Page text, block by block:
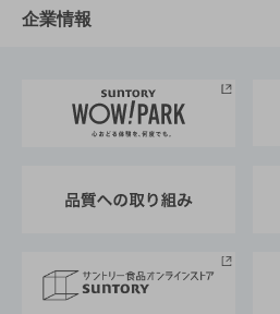
栄養成分一覧
工場見学
地域情報
サントリーホール
サントリーサンバーズ大阪
サステナビリティTOP
サントリーが考えるサステナ
企業情報
企業概要
採用情報